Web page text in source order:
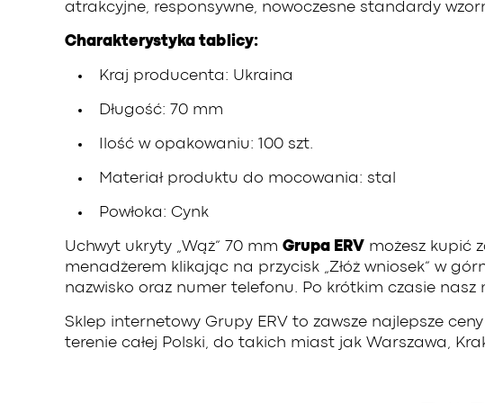
atrakcyjne, responsywne, nowoczesne standardy
Charakterystyka tablicy:
Kraj producenta: Ukraina
Długość: 70 mm
Ilość w opakowaniu: 100 szt.
Materiał produktu do mocowania: stal
Powłoka: Cynk
Uchwyt ukryty „Wąż” 70 mm Grupa ERV możesz kupić
menadżerem klikając na przycisk „Złóż wniosek” w
nazwisko oraz numer telefonu. Po krótkim czasie
Sklep internetowy Grupy ERV to zawsze najlepsze
terenie całej Polski, do takich miast jak Warszawa,